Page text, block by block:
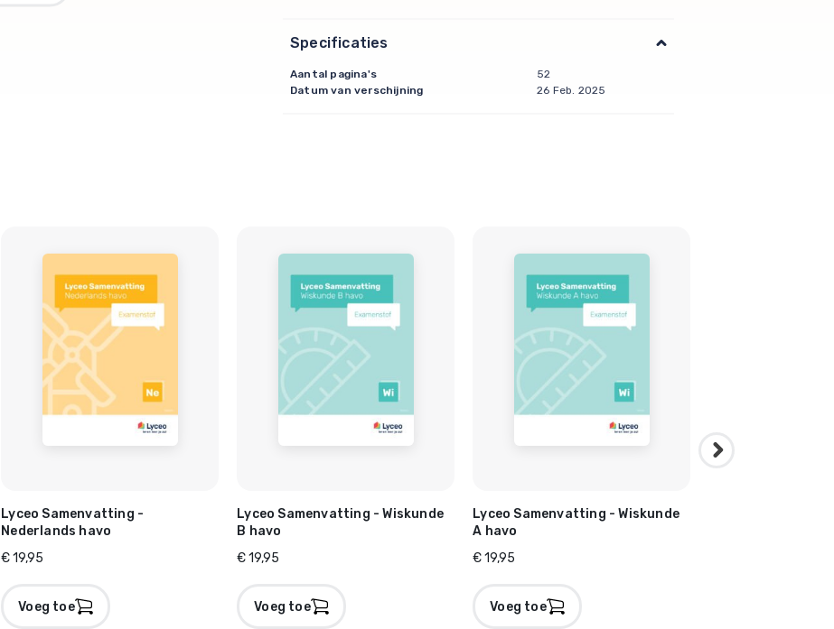
Specificaties
Aantal pagina's
52
Datum van verschijning
26 Feb. 2025
Lyceo Samenvatting -
Nederlands havo
€ 19,95
Voeg toe
Lyceo Samenvatting - Wiskunde
B havo
€ 19,95
Voeg toe
Lyceo Samenvatting - Wiskunde
A havo
€ 19,95
Voeg toe